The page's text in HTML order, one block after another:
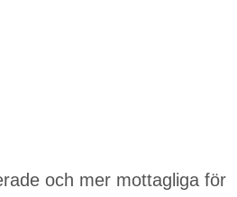
och mer mottagliga för